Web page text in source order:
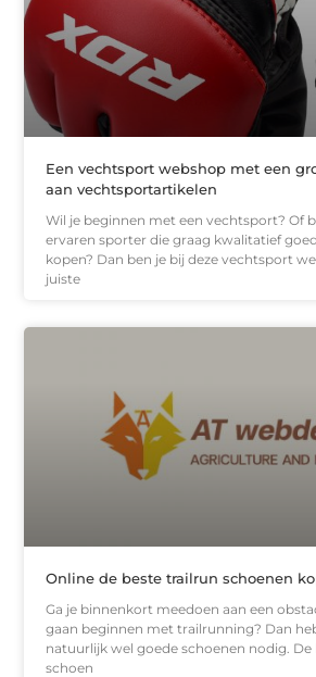
Een vechtsport webshop met een
aan vechtsportartikelen
Wil je beginnen met een vechtsport? Of
ervaren sporter die graag kwalitatief
kopen? Dan ben je bij deze vechtsport
juiste
Online de beste trailrun schoenen
Ga je binnenkort meedoen aan een
gaan beginnen met trailrunning? Dan
natuurlijk wel goede schoenen nodig.
schoen